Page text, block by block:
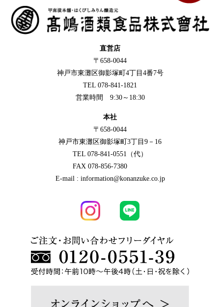
直営店
〒658-0044
神戸市東灘区御影塚町4丁目4番7号
TEL 078-841-1821
営業時間 9:30～18:30
本社
〒658-0044
神戸市東灘区御影塚町3丁目9－16
TEL 078-841-0551（代）
FAX 078-856-7380
E-mail : information@konanzuke.co.jp